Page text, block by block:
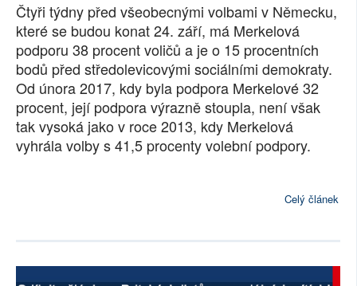
Čtyři týdny před všeobecnými volbami v Německu,
které se budou konat 24. září, má Merkelová
podporu 38 procent voličů a je o 15 procentních
bodů před středolevicovými sociálními demokraty.
Od února 2017, kdy byla podpora Merkelové 32
procent, její podpora výrazně stoupla, není však
tak vysoká jako v roce 2013, kdy Merkelová
vyhrála volby s 41,5 procenty volební podpory.
Celý článek